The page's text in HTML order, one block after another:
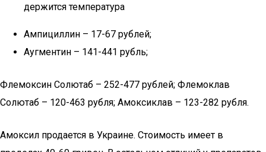
держится температура
Ампициллин – 17-67 рублей;
Аугментин – 141-441 рубль;
Флемоксин Солютаб – 252-477 рублей; Флемоклав
Солютаб – 120-463 рубля; Амоксиклав – 123-282 рубля.
Амоксил продается в Украине. Стоимость имеет в